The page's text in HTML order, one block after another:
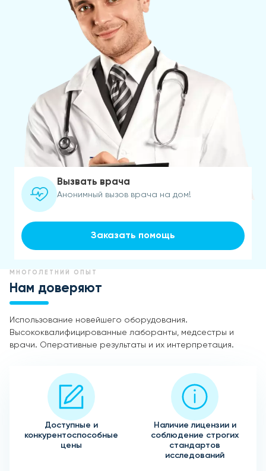
Вызвать врача
Анонимный вызов врача на дом!
Заказать помощь
МНОГОЛЕТНИЙ ОПЫТ
Нам доверяют
Использование новейшего оборудования.
Высококвалифицированные лаборанты, медсестры и
врачи. Оперативные результаты и их интерпретация.
Доступные и
конкурентоспособные
цены
Наличие лицензии и
соблюдение строгих
стандартов
исследований